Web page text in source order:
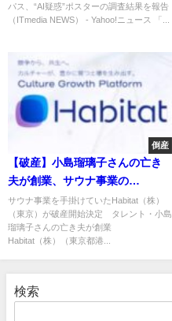
査結果を報告
パス、“AI疑惑”ポスターの調査結果を報告
（ITmedia NEWS） - Yahoo!ニュース 「...
倒産
【破産】小島瑠璃子さんの亡き
夫が創業、サウナ事業の
Habitat（株）（東京）が破産開
始決定
サウナ事業を手掛けていたHabitat（株）
（東京）が破産開始決定 タレント・小島
瑠璃子さんの亡き夫が創業
Habitat（株）（東京都港...
検索